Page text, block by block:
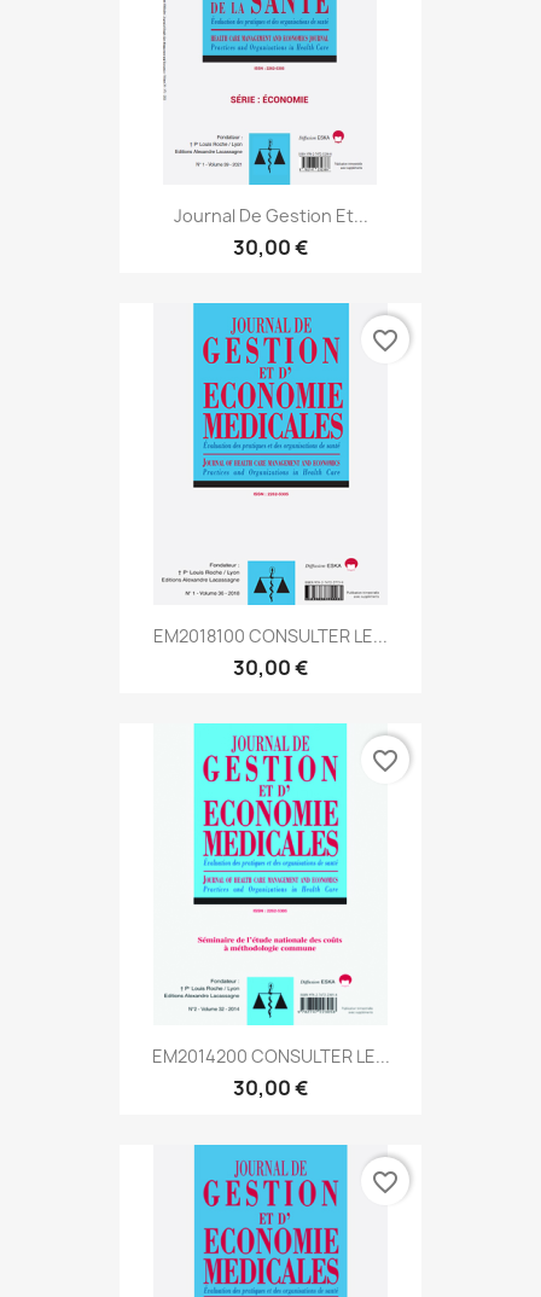
Journal De Gestion Et...
30,00 €
EM2018100 CONSULTER LE...
30,00 €
favorite_border
EM2014200 CONSULTER LE...
30,00 €
favorite_border
favorite_border